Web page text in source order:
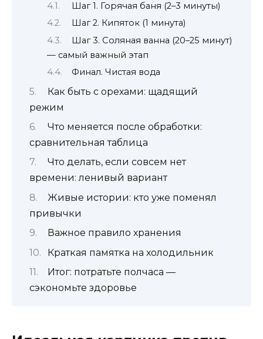
Шаг 1. Горячая баня (2–3 минуты)
Шаг 2. Кипяток (1 минута)
Шаг 3. Соляная ванна (20–25 минут)
— самый важный этап
Финал. Чистая вода
Как быть с орехами: щадящий
режим
Что меняется после обработки:
сравнительная таблица
Что делать, если совсем нет
времени: ленивый вариант
Живые истории: кто уже поменял
привычки
Важное правило хранения
Краткая памятка на холодильник
Итог: потратьте полчаса —
сэкономьте здоровье